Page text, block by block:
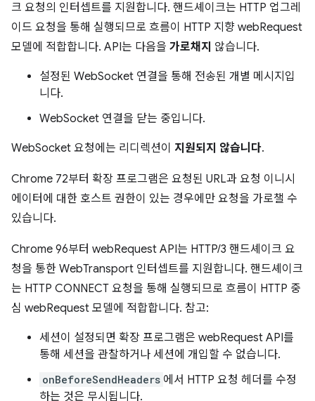
크 요청의 인터셉트를 지원합니다. 핸드셰이크는 HTTP 업그레
이드 요청을 통해 실행되므로 흐름이 HTTP 지향 webRequest
모델에 적합합니다. API는 다음을 가로채지 않습니다.
설정된 WebSocket 연결을 통해 전송된 개별 메시지입
니다.
WebSocket 연결을 닫는 중입니다.
WebSocket 요청에는 리디렉션이 지원되지 않습니다.
Chrome 72부터 확장 프로그램은 요청된 URL과 요청 이니시
에이터에 대한 호스트 권한이 있는 경우에만 요청을 가로챌 수
있습니다.
Chrome 96부터 webRequest API는 HTTP/3 핸드셰이크 요
청을 통한 WebTransport 인터셉트를 지원합니다. 핸드셰이크
는 HTTP CONNECT 요청을 통해 실행되므로 흐름이 HTTP 중
심 webRequest 모델에 적합합니다. 참고:
세션이 설정되면 확장 프로그램은 webRequest API를
통해 세션을 관찰하거나 세션에 개입할 수 없습니다.
onBeforeSendHeaders 에서 HTTP 요청 헤더를 수정
하는 것은 무시됩니다.